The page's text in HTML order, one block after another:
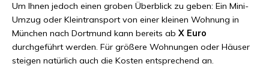
Um Ihnen jedoch einen groben Überblick zu geben: Ein Mini-
Umzug oder Kleintransport von einer kleinen Wohnung in
München nach Dortmund kann bereits ab X Euro
durchgeführt werden. Für größere Wohnungen oder Häuser
steigen natürlich auch die Kosten entsprechend an.